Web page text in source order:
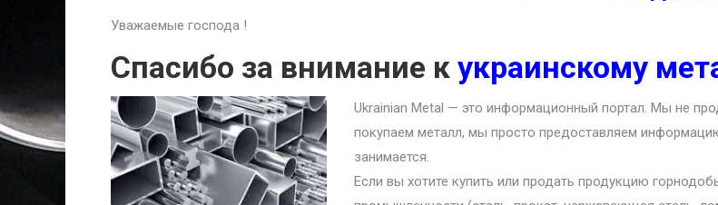
Уважаемые господа !
Спасибо за внимание к украинскому
Ukrainian Metal — это информационный портал. Мы не
покупаем металл, мы просто предоставляем
занимается.
Если вы хотите купить или продать продукцию